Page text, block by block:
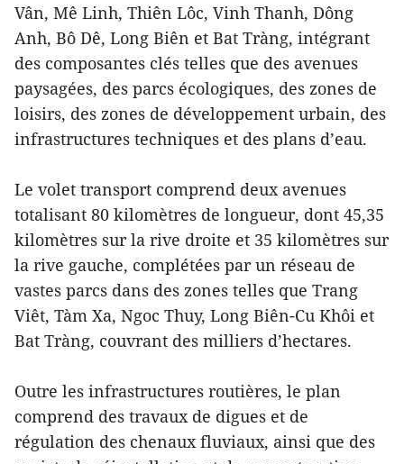
Vân, Mê Linh, Thiên Lôc, Vinh Thanh, Dông
Anh, Bô Dê, Long Biên et Bat Tràng, intégrant
des composantes clés telles que des avenues
paysagées, des parcs écologiques, des zones de
loisirs, des zones de développement urbain, des
infrastructures techniques et des plans d’eau.
Le volet transport comprend deux avenues
totalisant 80 kilomètres de longueur, dont 45,35
kilomètres sur la rive droite et 35 kilomètres sur
la rive gauche, complétées par un réseau de
vastes parcs dans des zones telles que Trang
Viêt, Tàm Xa, Ngoc Thuy, Long Biên-Cu Khôi et
Bat Tràng, couvrant des milliers d’hectares.
Outre les infrastructures routières, le plan
comprend des travaux de digues et de
régulation des chenaux fluviaux, ainsi que des